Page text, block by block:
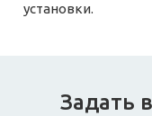
установки.
Задать